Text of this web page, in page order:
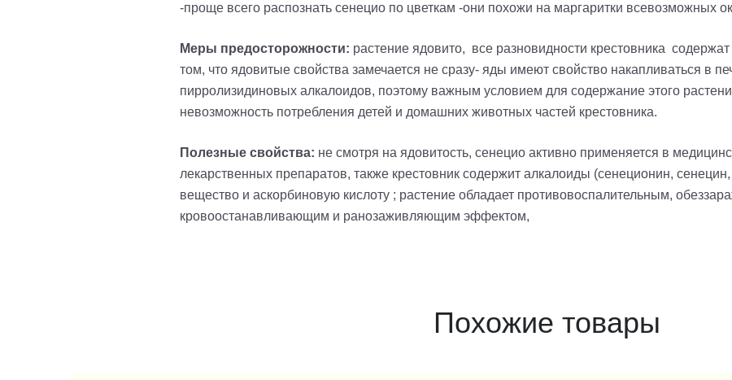
-проще всего распознать сенецио по цветкам -они похожи на маргаритки всевозможных
Меры предосторожности: растение ядовито, все разновидности крестовника
том, что ядовитые свойства замечается не сразу- яды имеют свойство накапливаться в
пирролизидиновых алкалоидов, поэтому важным условием для содержание этого
невозможность потребления детей и домашних животных частей крестовника.
Полезные свойства: не смотря на ядовитость, сенецио активно применяется в
лекарственных препаратов, также крестовник содержит алкалоиды (сенеционин,
вещество и аскорбиновую кислоту ; растение обладает противовоспалительным,
кровоостанавливающим и ранозаживляющим эффектом,
Похожие товары